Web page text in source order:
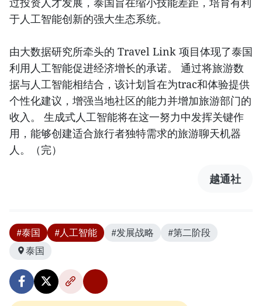
于人工智能创新的强大生态系统。
由大数据研究所牵头的 Travel Link 项目体现了泰国
利用人工智能促进经济增长的承诺。 通过将旅游数
据与人工智能相结合，该计划旨在为trac和体验提供
个性化建议，增强当地社区的能力并增加旅游部门的
收入。 生成式人工智能将在这一努力中发挥关键作
用，能够创建适合旅行者独特需求的旅游聊天机器
人。（完）
越通社
#泰国 #人工智能 #发展战略
#第二阶段
泰国